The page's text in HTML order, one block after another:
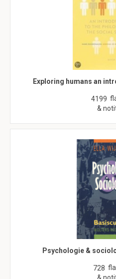
Exploring humans an
4199
&
Psychologie &
728